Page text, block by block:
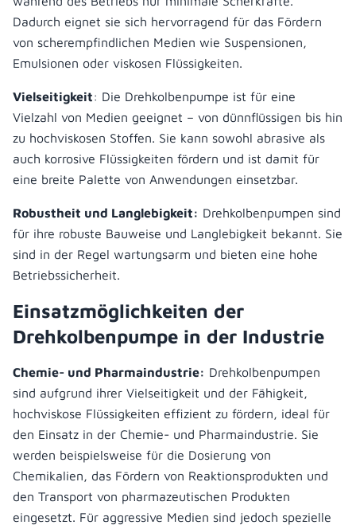
Dadurch eignet sie sich hervorragend für das Fördern
von scherempfindlichen Medien wie Suspensionen,
Emulsionen oder viskosen Flüssigkeiten.
Vielseitigkeit: Die Drehkolbenpumpe ist für eine
Vielzahl von Medien geeignet – von dünnflüssigen bis hin
zu hochviskosen Stoffen. Sie kann sowohl abrasive als
auch korrosive Flüssigkeiten fördern und ist damit für
eine breite Palette von Anwendungen einsetzbar.
Robustheit und Langlebigkeit: Drehkolbenpumpen sind
für ihre robuste Bauweise und Langlebigkeit bekannt. Sie
sind in der Regel wartungsarm und bieten eine hohe
Betriebssicherheit.
Einsatzmöglichkeiten der
Drehkolbenpumpe in der Industrie
Chemie- und Pharmaindustrie: Drehkolbenpumpen
sind aufgrund ihrer Vielseitigkeit und der Fähigkeit,
hochviskose Flüssigkeiten effizient zu fördern, ideal für
den Einsatz in der Chemie- und Pharmaindustrie. Sie
werden beispielsweise für die Dosierung von
Chemikalien, das Fördern von Reaktionsprodukten und
den Transport von pharmazeutischen Produkten
eingesetzt. Für aggressive Medien sind jedoch spezielle